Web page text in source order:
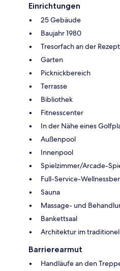
Einrichtungen
25 Gebäude
Baujahr 1980
Tresorfach an der
Garten
Picknickbereich
Terrasse
Bibliothek
Fitnesscenter
In der Nähe eines
Außenpool
Innenpool
Spielzimmer/Arcade-
Full-Service-
Sauna
Massage- und
Bankettsaal
Architektur im
Barrierearmut
Handläufe an den